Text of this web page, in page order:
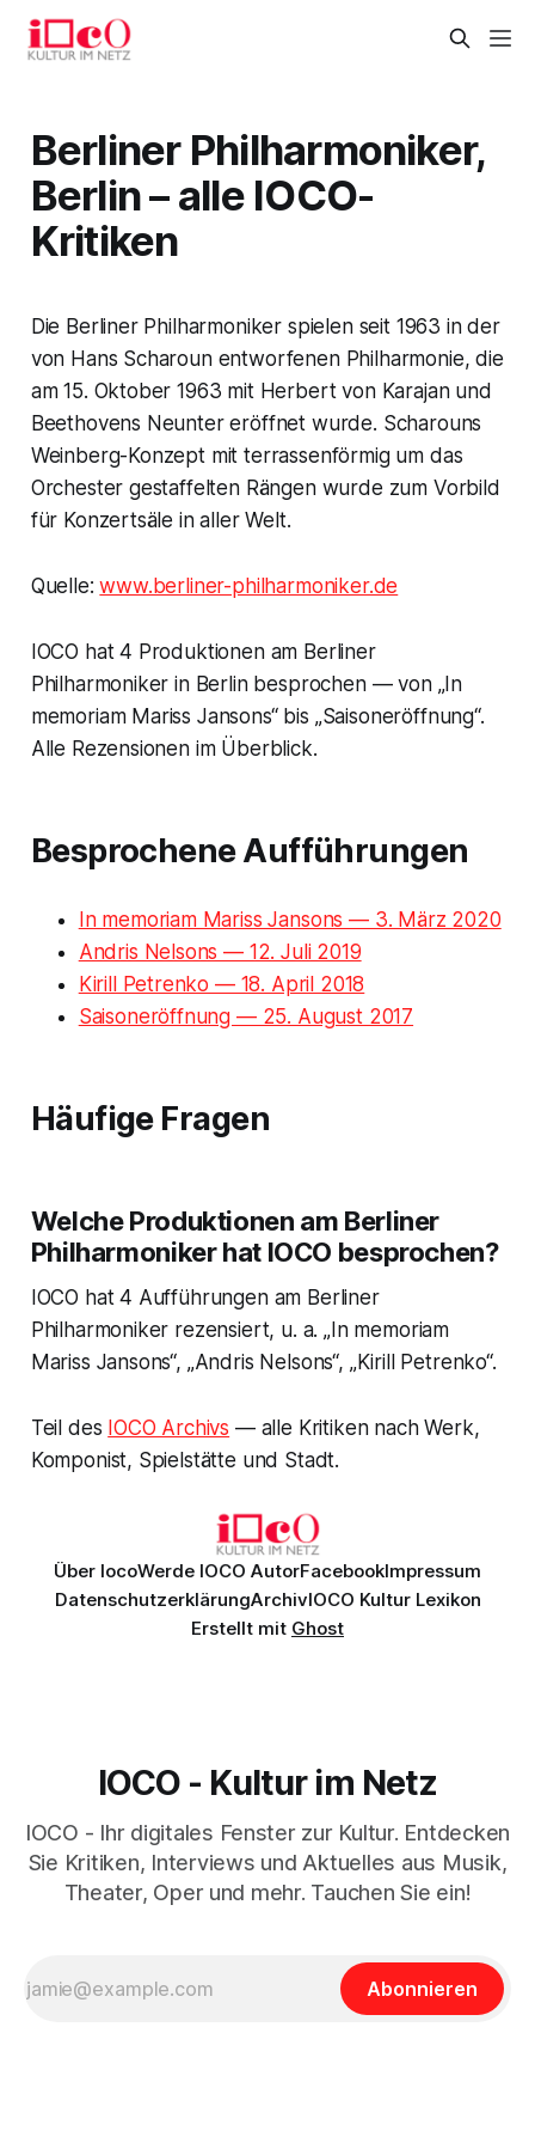
Berliner Philharmoniker,
Berlin – alle IOCO-
Kritiken
Die Berliner Philharmoniker spielen seit 1963 in der
von Hans Scharoun entworfenen Philharmonie, die
am 15. Oktober 1963 mit Herbert von Karajan und
Beethovens Neunter eröffnet wurde. Scharouns
Weinberg-Konzept mit terrassenförmig um das
Orchester gestaffelten Rängen wurde zum Vorbild
für Konzertsäle in aller Welt.
Quelle:www.berliner-philharmoniker.de
IOCO hat 4 Produktionen am Berliner
Philharmoniker in Berlin besprochen — von „In
memoriam Mariss Jansons“ bis „Saisoneröffnung“.
Alle Rezensionen im Überblick.
Besprochene Aufführungen
In memoriam Mariss Jansons — 3. März 2020
Andris Nelsons — 12. Juli 2019
Kirill Petrenko — 18. April 2018
Saisoneröffnung — 25. August 2017
Häufige Fragen
Welche Produktionen am Berliner
Philharmoniker hat IOCO besprochen?
IOCO hat 4 Aufführungen am Berliner
Philharmoniker rezensiert, u. a. „In memoriam
Mariss Jansons“, „Andris Nelsons“, „Kirill Petrenko“.
Teil des IOCO Archivs — alle Kritiken nach Werk,
Komponist, Spielstätte und Stadt.
Über IocoWerde IOCO AutorFacebookImpressum
DatenschutzerklärungArchivIOCO Kultur Lexikon
Erstellt mit Ghost
IOCO - Kultur im Netz
IOCO - Ihr digitales Fenster zur Kultur. Entdecken
Sie Kritiken, Interviews und Aktuelles aus Musik,
Theater, Oper und mehr. Tauchen Sie ein!
Abonnieren